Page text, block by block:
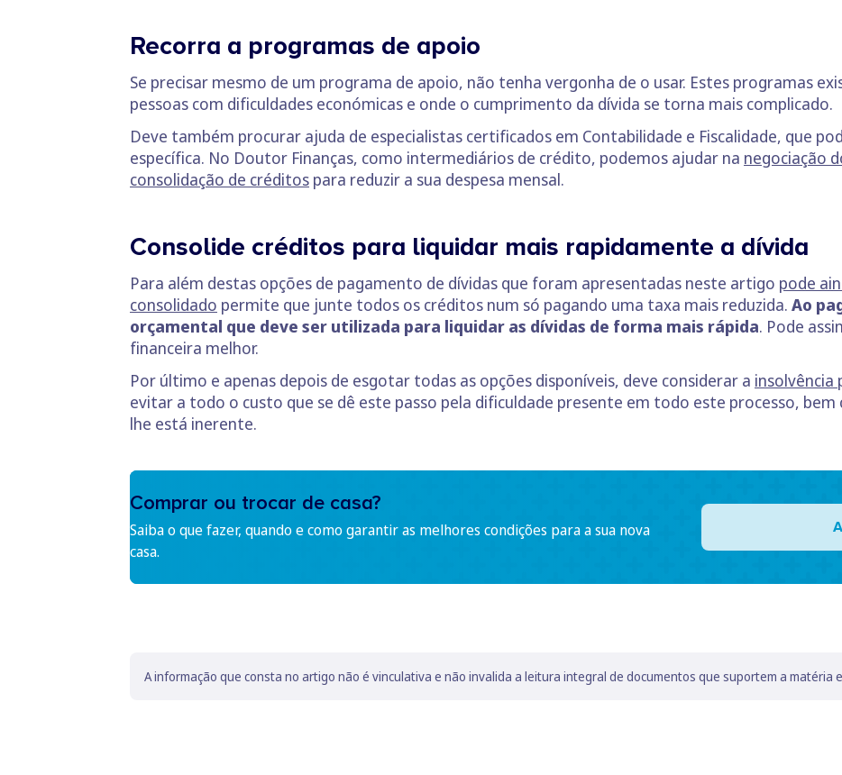
Recorra a programas de apoio
Se precisar mesmo de um programa de apoio, não tenha vergonha de o usar. Estes programas
pessoas com dificuldades económicas e onde o cumprimento da dívida se torna mais complicado.
Deve também procurar ajuda de especialistas certificados em Contabilidade e Fiscalidade, que
específica. No Doutor Finanças, como intermediários de crédito, podemos ajudar na negociação
consolidação de créditos para reduzir a sua despesa mensal.
Consolide créditos para liquidar mais rapidamente a dívida
Para além destas opções de pagamento de dívidas que foram apresentadas neste artigo pode
consolidado permite que junte todos os créditos num só pagando uma taxa mais reduzida. Ao
orçamental que deve ser utilizada para liquidar as dívidas de forma mais rápida. Pode
financeira melhor.
Por último e apenas depois de esgotar todas as opções disponíveis, deve considerar a insolvência
evitar a todo o custo que se dê este passo pela dificuldade presente em todo este processo,
lhe está inerente.
Comprar ou trocar de casa?
Saiba o que fazer, quando e como garantir as melhores condições para a sua nova
casa.
A informação que consta no artigo não é vinculativa e não invalida a leitura integral de documentos que suportem a matéria